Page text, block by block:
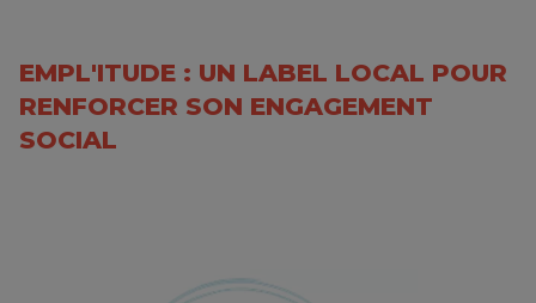
EMPL'ITUDE : UN LABEL LOCAL POUR
RENFORCER SON ENGAGEMENT
SOCIAL